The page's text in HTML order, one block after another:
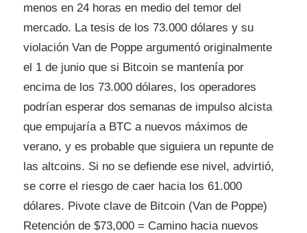
menos en 24 horas en medio del temor del
mercado. La tesis de los 73.000 dólares y su
violación Van de Poppe argumentó originalmente
el 1 de junio que si Bitcoin se mantenía por
encima de los 73.000 dólares, los operadores
podrían esperar dos semanas de impulso alcista
que empujaría a BTC a nuevos máximos de
verano, y es probable que siguiera un repunte de
las altcoins. Si no se defiende ese nivel, advirtió,
se corre el riesgo de caer hacia los 61.000
dólares. Pivote clave de Bitcoin (Van de Poppe)
Retención de $73,000 = Camino hacia nuevos